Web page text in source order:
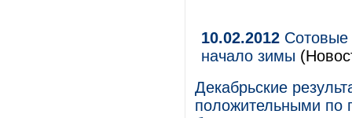
10.02.2012 Сотовые
начало зимы
Декабрьские
положительными по